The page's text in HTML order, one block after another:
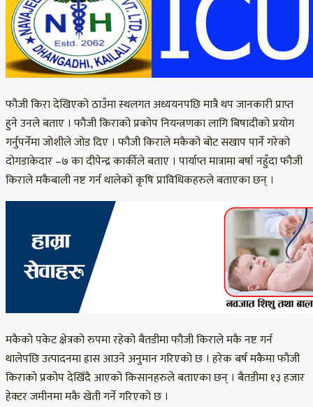
फौजी किरा देखिएको ठाउँमा स्थलगत अध्ययनपछि मात्रै थप जानकारी प्राप्त
हुने उनले बताए । फौजी किराको प्रकोप नियन्त्रणका लागि बिषादीको प्रयोग
गर्नुपर्नेमा जोशीले जोड दिए । फौजी किराले मकैको बोट सखाप पार्ने गरेको
दोगडाकेदार –७ का दीपेन्द्र कार्कीले बताए । पार्याप्त मात्रामा बर्षा नहुँदा फौजी
किराले मकैबाली नष्ट गर्न थालेको कृषि प्राविधिकहरुले बताएका छन् ।
मकैको पकेट क्षेत्रको रुपमा रहेको बैतडीमा फौजी किराले मकै नष्ट गर्न
थालेपछि उत्पादनमा ह्रास आउने अनुमान गरिएको छ । हरेक बर्ष मकैमा फौजी
किराको प्रकोप देखिँदै आएको किसानहरुले बताएका छन् । बैतडीमा १३ हजार
हेक्टर जमीनमा मकै खेती गर्ने गरिएको छ ।